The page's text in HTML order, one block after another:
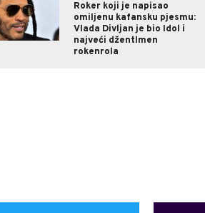
Roker koji je napisao
omiljenu kafansku pjesmu:
Vlada Divljan je bio Idol i
najveći džentlmen
rokenrola